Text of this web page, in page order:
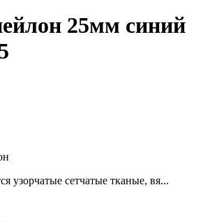
25мм синий
узорчатые сетчатые тканые, вя...